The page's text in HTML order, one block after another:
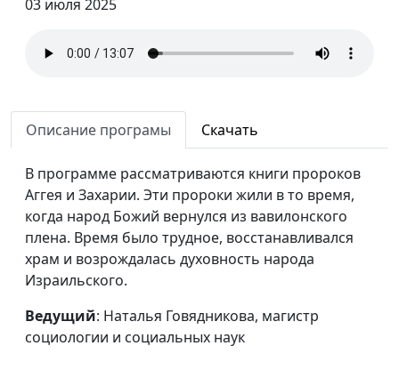
03 июля 2025
Описание програмы Скачать
В программе рассматриваются книги пророков
Аггея и Захарии. Эти пророки жили в то время,
когда народ Божий вернулся из вавилонского
плена. Время было трудное, восстанавливался
храм и возрождалась духовность народа
Израильского.
Ведущий: Наталья Говядникова, магистр
социологии и социальных наук
Опасные практики.
хиромантия
магистр социологии
Опасные практики.
Нумерология
Говядникова,
магистр социологии
и социальных наук
Опасные практики.
Хэллоуин. Развлечение
или опасность?
и социальных наук
Опасные практики.
Социальные сети и
христианство
Наталья
Говядникова,
магистр социологии